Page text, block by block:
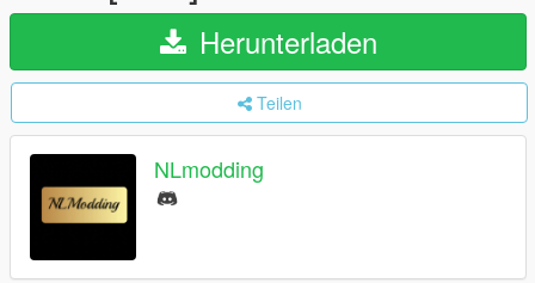
Herunterladen
Teilen
NLmodding